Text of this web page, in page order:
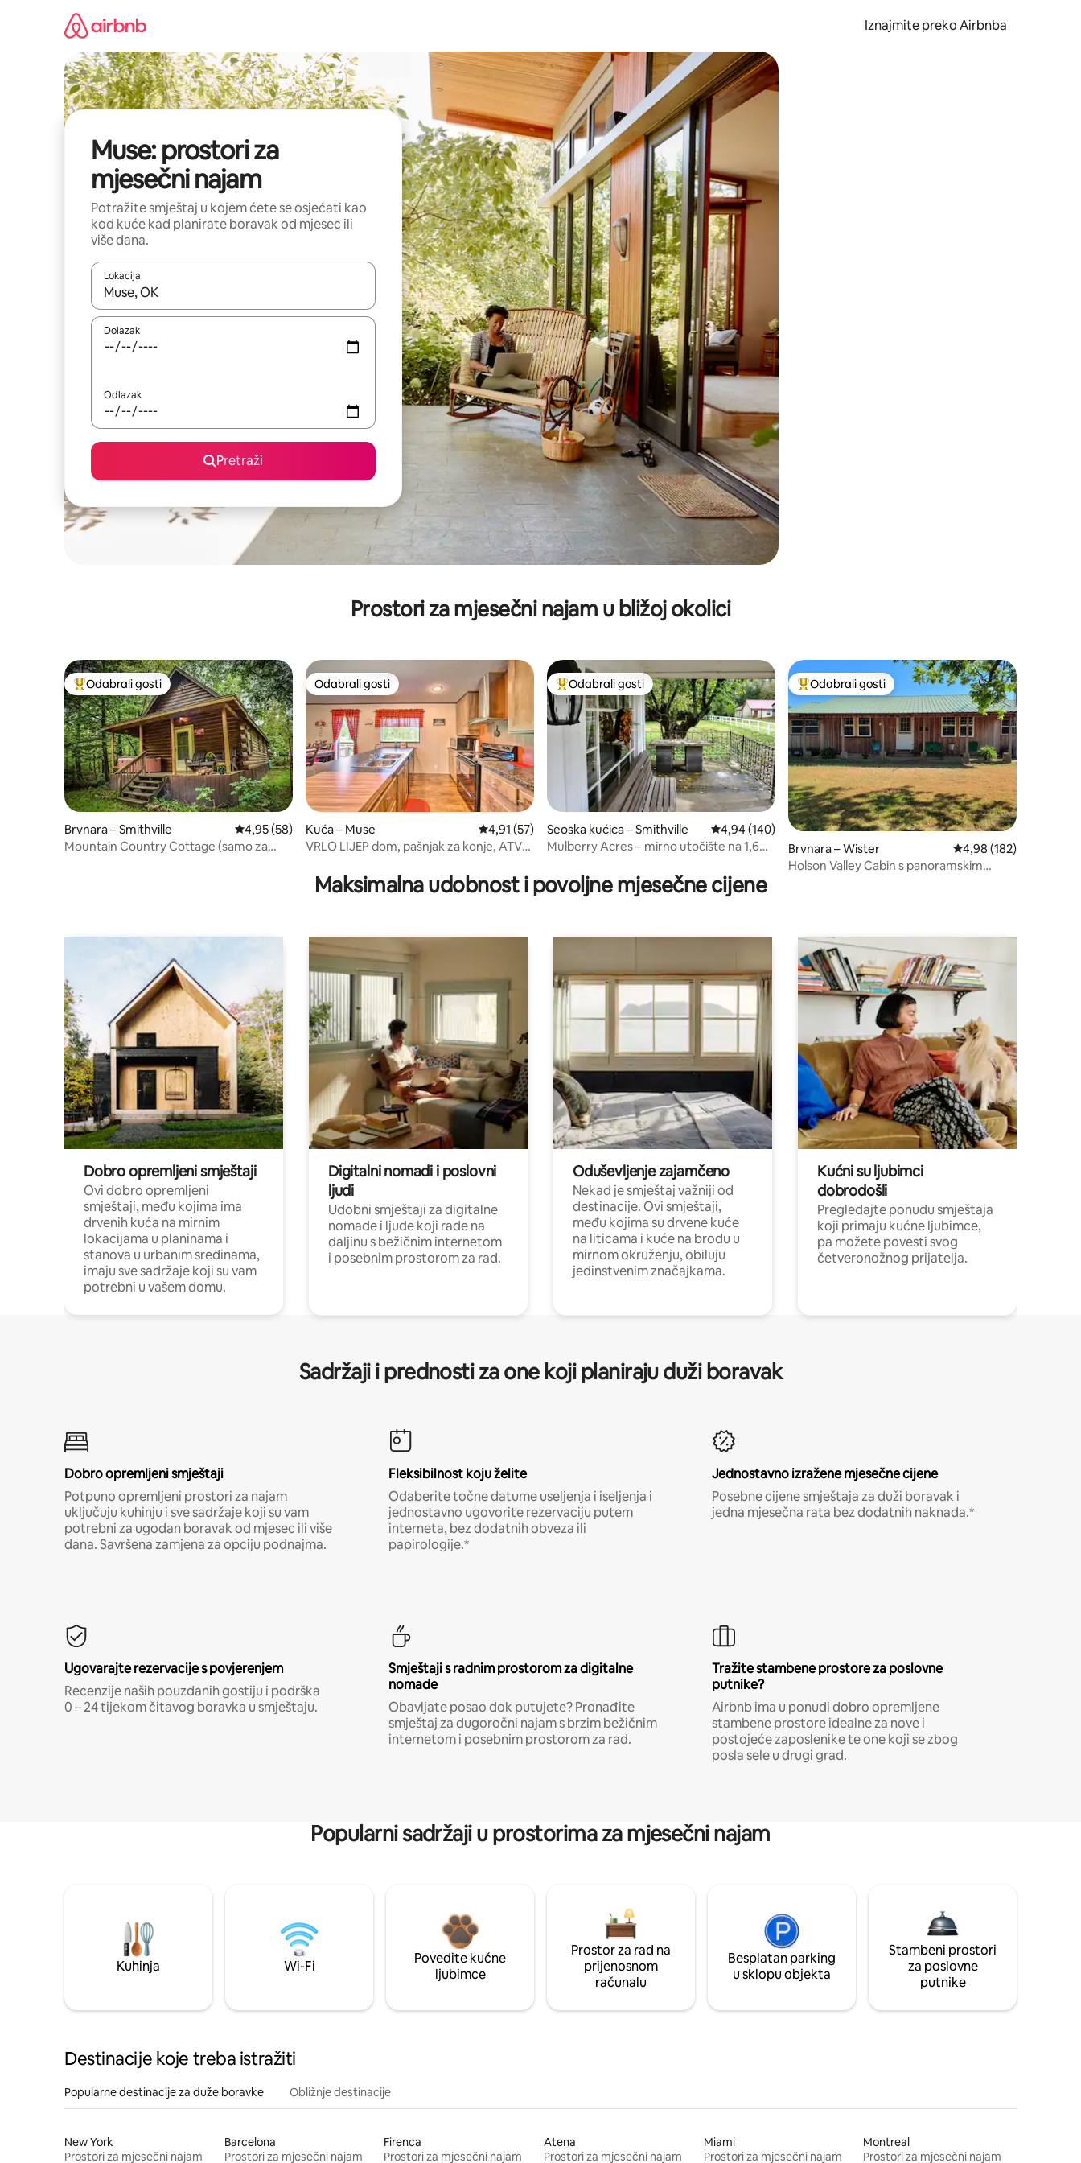
Iznajmite preko Airbnba
Muse: prostori za
mjesečni najam
Potražite smještaj u kojem ćete se osjećati kao
kod kuće kad planirate boravak od mjesec ili
više dana.
Lokacija
Kada budu dostupni rezultati, moći ćete ih pregledati koristeći se strelicama prema gore i prema dolje, kao i dodirom ili prelaskom prstom po zaslonu.
Dolazak
Odlazak
Pretraži
Prostori za mjesečni najam u bližoj okolici
Među najviše rangiranima s oznakom „Odabrali gosti”
Odabrali gosti
Brvnara – Smithville Prosječna ocjena: 4,95/5, recenzija: 58
4,95 (58)
Mountain Country Cottage (samo za
Odabrali gosti
Odabrali gosti
Kuća – Muse Prosječna ocjena: 4,91/5, recenzija: 57
4,91 (57)
VRLO LIJEP dom, pašnjak za konje, ATV
Među najviše rangiranima s oznakom „Odabrali gosti”
Odabrali gosti
Seoska kućica – Smithville Prosječna ocjena: 4,94/5, recenzija: 140
4,94 (140)
Mulberry Acres – mirno utočište na 1,6
Među najviše rangiranima s oznakom „Odabrali gosti”
Odabrali gosti
Brvnara – Wister Prosječna ocjena:
4,98 (182)
Holson Valley Cabin s panoramskim
Maksimalna udobnost i povoljne mjesečne cijene
Dobro opremljeni smještaji
Ovi dobro opremljeni
smještaji, među kojima ima
drvenih kuća na mirnim
lokacijama u planinama i
stanova u urbanim sredinama,
imaju sve sadržaje koji su vam
potrebni u vašem domu.
Digitalni nomadi i poslovni
ljudi
Udobni smještaji za digitalne
nomade i ljude koji rade na
daljinu s bežičnim internetom
i posebnim prostorom za rad.
Oduševljenje zajamčeno
Nekad je smještaj važniji od
destinacije. Ovi smještaji,
među kojima su drvene kuće
na liticama i kuće na brodu u
mirnom okruženju, obiluju
jedinstvenim značajkama.
Kućni su ljubimci
dobrodošli
Pregledajte ponudu smještaja
koji primaju kućne ljubimce,
pa možete povesti svog
četveronožnog prijatelja.
Sadržaji i prednosti za one koji planiraju duži boravak
Dobro opremljeni smještaji
Potpuno opremljeni prostori za najam
uključuju kuhinju i sve sadržaje koji su vam
potrebni za ugodan boravak od mjesec ili više
dana. Savršena zamjena za opciju podnajma.
Fleksibilnost koju želite
Odaberite točne datume useljenja i iseljenja i
jednostavno ugovorite rezervaciju putem
interneta, bez dodatnih obveza ili
papirologije.*
Jednostavno izražene mjesečne cijene
Posebne cijene smještaja za duži boravak i
jedna mjesečna rata bez dodatnih naknada.*
Ugovarajte rezervacije s povjerenjem
Recenzije naših pouzdanih gostiju i podrška
0 – 24 tijekom čitavog boravka u smještaju.
Smještaji s radnim prostorom za digitalne
nomade
Obavljate posao dok putujete? Pronađite
smještaj za dugoročni najam s brzim bežičnim
internetom i posebnim prostorom za rad.
Tražite stambene prostore za poslovne
putnike?
Airbnb ima u ponudi dobro opremljene
stambene prostore idealne za nove i
postojeće zaposlenike te one koji se zbog
posla sele u drugi grad.
Popularni sadržaji u prostorima za mjesečni najam
Kuhinja Wi-Fi
Povedite kućne
ljubimce
Prostor za rad na
prijenosnom
računalu
Besplatan parking
u sklopu objekta
Stambeni prostori
za poslovne
putnike
Destinacije koje treba istražiti
Popularne destinacije za duže boravke Obližnje destinacije
New York
Prostori za mjesečni najam
Barcelona
Prostori za mjesečni najam
Firenca
Prostori za mjesečni najam
Atena
Prostori za mjesečni najam
Miami
Prostori za mjesečni najam
Montreal
Prostori za mjesečni najam